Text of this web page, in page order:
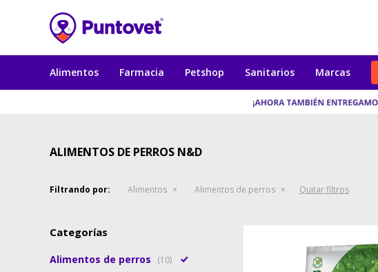
Alimentos Farmacia Petshop Sanitarios Marcas
ALIMENTOS DE PERROS N&D
Filtrando por: Alimentos Alimentos de perros Quitar filtros
Categorías
Alimentos de perros (10)